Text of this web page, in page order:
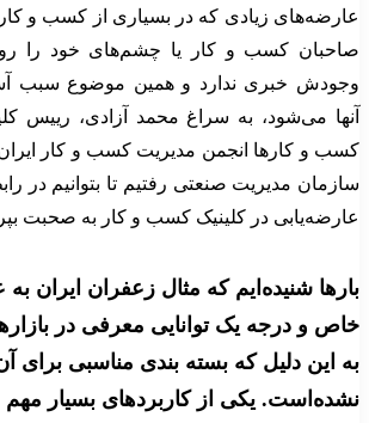
عارضه‌های زیادی که در بسیاری از کسب و
صاحبان کسب و کار یا چشم‌های خود را روی
وجودش خبری ندارد و همین موضوع سبب
آنها می‌شود، به سراغ محمد آزادی، رییس
کسب و کارها انجمن مدیریت کسب و کار
سازمان مدیریت صنعتی رفتیم تا بتوانیم در
عارضه‌یابی در کلینیک کسب و کار به صحبت
بارها شنیده‌ایم که مثال زعفران ایران
خاص و درجه یک توانایی معرفی در
به این دلیل که بسته بندی مناسبی برای
نشده‌است. یکی از کاربردهای بسیار مهم